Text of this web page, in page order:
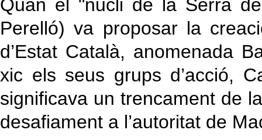
Quan el "nucli de la Serra
Perelló) va proposar la
d’Estat Català, anomenada
xic els seus grups d’acció,
significava un trencament de
desafiament a l’autoritat de